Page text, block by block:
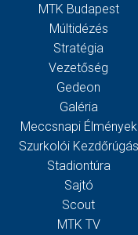
MTK Budapest
Múltidézés
Stratégia
Vezetőség
Gedeon
Galéria
Meccsnapi Élmények
Szurkolói Kezdőrúgás
Stadiontúra
Sajtó
Scout
MTK TV